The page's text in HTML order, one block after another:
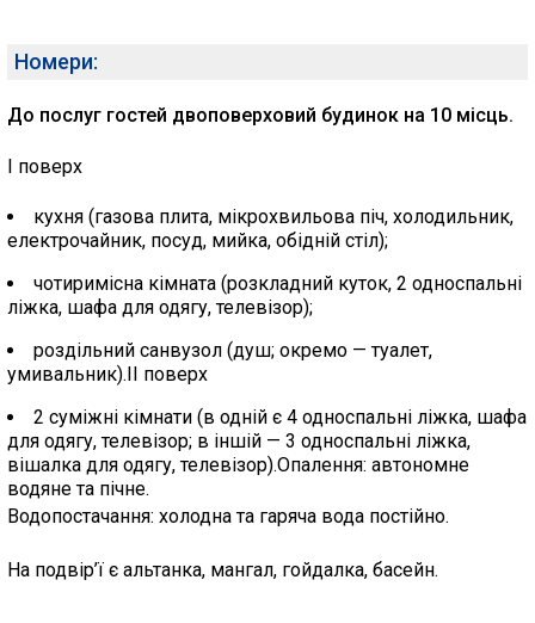
Номери:
До послуг гостей двоповерховий будинок на 10 місць.
I поверх
кухня (газова плита, мікрохвильова піч, холодильник,
електрочайник, посуд, мийка, обідній стіл);
чотиримісна кімната (розкладний куток, 2 односпальні
ліжка, шафа для одягу, телевізор);
роздільний санвузол (душ; окремо — туалет,
умивальник).II поверх
2 суміжні кімнати (в одній є 4 односпальні ліжка, шафа
для одягу, телевізор; в іншій — 3 односпальні ліжка,
вішалка для одягу, телевізор).Опалення: автономне
водяне та пічне.
Водопостачання: холодна та гаряча вода постійно.
На подвір’ї є альтанка, мангал, гойдалка, басейн.